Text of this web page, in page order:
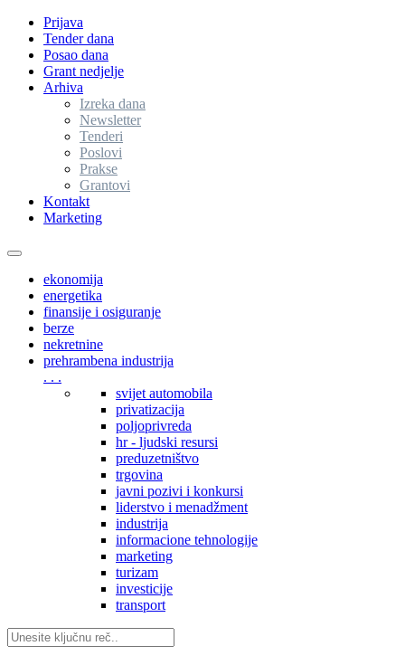
Prijava
Tender dana
Posao dana
Grant nedjelje
Arhiva
Izreka dana
Newsletter
Tenderi
Poslovi
Prakse
Grantovi
Kontakt
Marketing
Toggle
navigationekonomija
energetika
finansije i osiguranje
berze
nekretnine
prehrambena industrija
. . .
svijet automobila
privatizacija
poljoprivreda
hr - ljudski resursi
preduzetništvo
trgovina
javni pozivi i konkursi
liderstvo i menadžment
industrija
informacione tehnologije
marketing
turizam
investicije
transport